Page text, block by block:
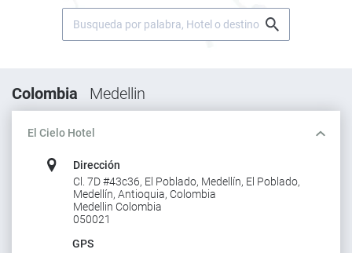
Colombia Medellin
El Cielo Hotel
Dirección
Cl. 7D #43c36, El Poblado, Medellín, El Poblado,
Medellín, Antioquia, Colombia
Medellin Colombia
050021
GPS